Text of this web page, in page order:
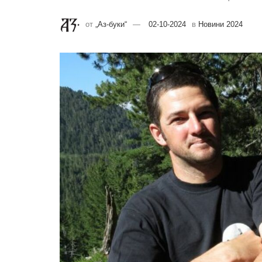
от „Аз-буки“ 02-10-2024 в Новини 2024